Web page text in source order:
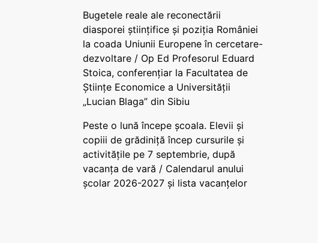
Bugetele reale ale reconectării
diasporei științifice și poziția României
la coada Uniunii Europene în cercetare-
dezvoltare / Op Ed Profesorul Eduard
Stoica, conferențiar la Facultatea de
Științe Economice a Universității
„Lucian Blaga” din Sibiu
Peste o lună începe școala. Elevii și
copiii de grădiniță încep cursurile și
activitățile pe 7 septembrie, după
vacanța de vară / Calendarul anului
școlar 2026-2027 și lista vacanțelor